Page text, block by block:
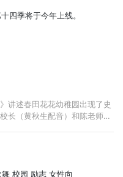
四季将于今年上线。
讲述春田花花幼稚园出现了史
长（黄秋生配音）和陈老师
舞 校园 励志 女性向